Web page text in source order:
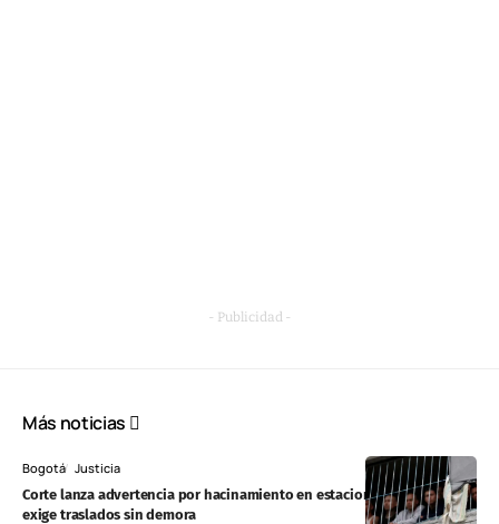
- Publicidad -
Más noticias
Bogotá Justicia
Corte lanza advertencia por hacinamiento en estaciones de Policía y
exige traslados sin demora